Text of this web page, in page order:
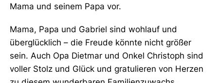
Mama und seinem Papa vor.
Mama, Papa und Gabriel sind wohlauf und
überglücklich – die Freude könnte nicht größer
sein. Auch Opa Dietmar und Onkel Christoph sind
voller Stolz und Glück und gratulieren von Herzen